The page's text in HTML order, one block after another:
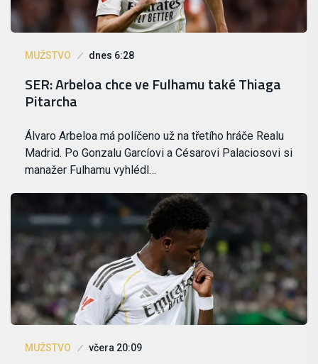
MUŽSTVO dnes 6:28
SER: Arbeloa chce ve Fulhamu také Thiaga
Pitarcha
Álvaro Arbeloa má políčeno už na třetího hráče Realu
Madrid. Po Gonzalu Garcíovi a Césarovi Palaciosovi si
manažer Fulhamu vyhlédl…
MUŽSTVO včera 20:09